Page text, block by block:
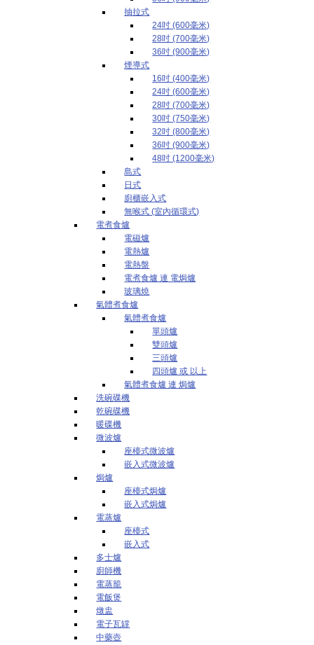
抽拉式
24吋 (600毫米)
28吋 (700毫米)
36吋 (900毫米)
煙導式
16吋 (400毫米)
24吋 (600毫米)
28吋 (700毫米)
30吋 (750毫米)
32吋 (800毫米)
36吋 (900毫米)
48吋 (1200毫米)
島式
日式
廚櫃嵌入式
無喉式 (室內循環式)
電煮食爐
電磁爐
電熱爐
電熱盤
電煮食爐 連 電焗爐
玻璃燒
氣體煮食爐
氣體煮食爐
單頭爐
雙頭爐
三頭爐
四頭爐 或 以上
氣體煮食爐 連 焗爐
洗碗碟機
乾碗碟機
暖碟機
微波爐
座檯式微波爐
嵌入式微波爐
焗爐
座檯式焗爐
嵌入式焗爐
電蒸爐
座檯式
嵌入式
多士爐
廚師機
電蒸籠
電飯煲
燉盅
電子瓦罉
中藥壺